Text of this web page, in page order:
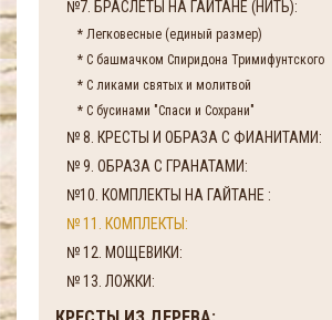
№7. БРАСЛЕТЫ НА ГАЙТАНЕ (НИТЬ):
* Легковесные (единый размер)
* С башмачком Спиридона Тримифунтского
* С ликами святых и молитвой
* С бусинами "Спаси и Сохрани"
№ 8. КРЕСТЫ И ОБРАЗА С ФИАНИТАМИ:
№ 9. ОБРАЗА С ГРАНАТАМИ:
№10. КОМПЛЕКТЫ НА ГАЙТАНЕ :
№ 11. КОМПЛЕКТЫ:
№ 12. МОЩЕВИКИ:
№ 13. ЛОЖКИ: